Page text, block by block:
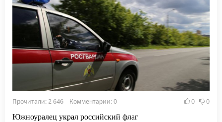
Прочитали: 2 646 Комментарии: 0 0 0
Южноуралец украл российский флаг